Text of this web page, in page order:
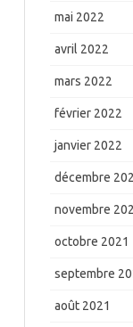
mai 2022
avril 2022
mars 2022
février 2022
janvier 2022
décembre
novembre
octobre 2021
septembre
août 2021